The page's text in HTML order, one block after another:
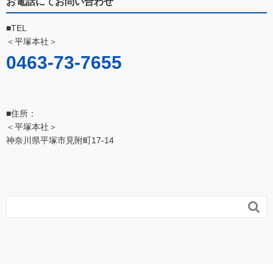
■TEL
＜平塚本社＞
0463-73-7655
■住所：
＜平塚本社＞
神奈川県平塚市見附町17-14
